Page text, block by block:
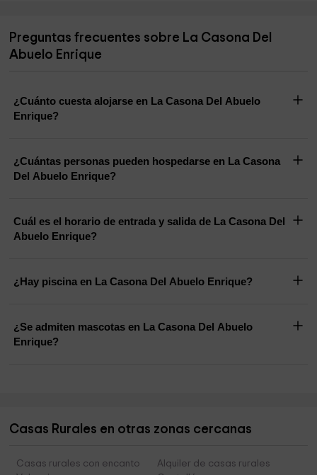
Preguntas frecuentes sobre La Casona Del
Abuelo Enrique
¿Cuánto cuesta alojarse en La Casona Del Abuelo
Enrique?
¿Cuántas personas pueden hospedarse en La Casona
Del Abuelo Enrique?
Cuál es el horario de entrada y salida de La Casona Del
Abuelo Enrique?
¿Hay piscina en La Casona Del Abuelo Enrique?
¿Se admiten mascotas en La Casona Del Abuelo
Enrique?
Casas Rurales en otras zonas cercanas
Casas rurales con encanto
Alquiler de casas rurales